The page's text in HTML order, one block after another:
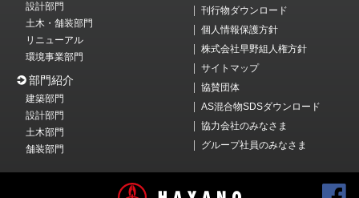
設計部門
土木・舗装部門
リニューアル
環境事業部門
部門紹介
建築部門
設計部門
土木部門
舗装部門
刊行物ダウンロード
個人情報保護方針
株式会社早野組人権方針
サイトマップ
協賛団体
AS混合物SDSダウンロード
協力会社のみなさま
グループ社員のみなさま